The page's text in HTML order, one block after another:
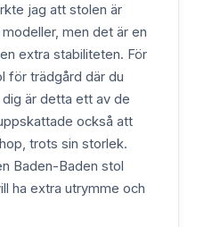
jag att stolen är
men det är en
extra stabiliteten. För
för trädgård där du
är detta ett av de
också att
trots sin storlek.
Baden-Baden stol
ha extra utrymme och